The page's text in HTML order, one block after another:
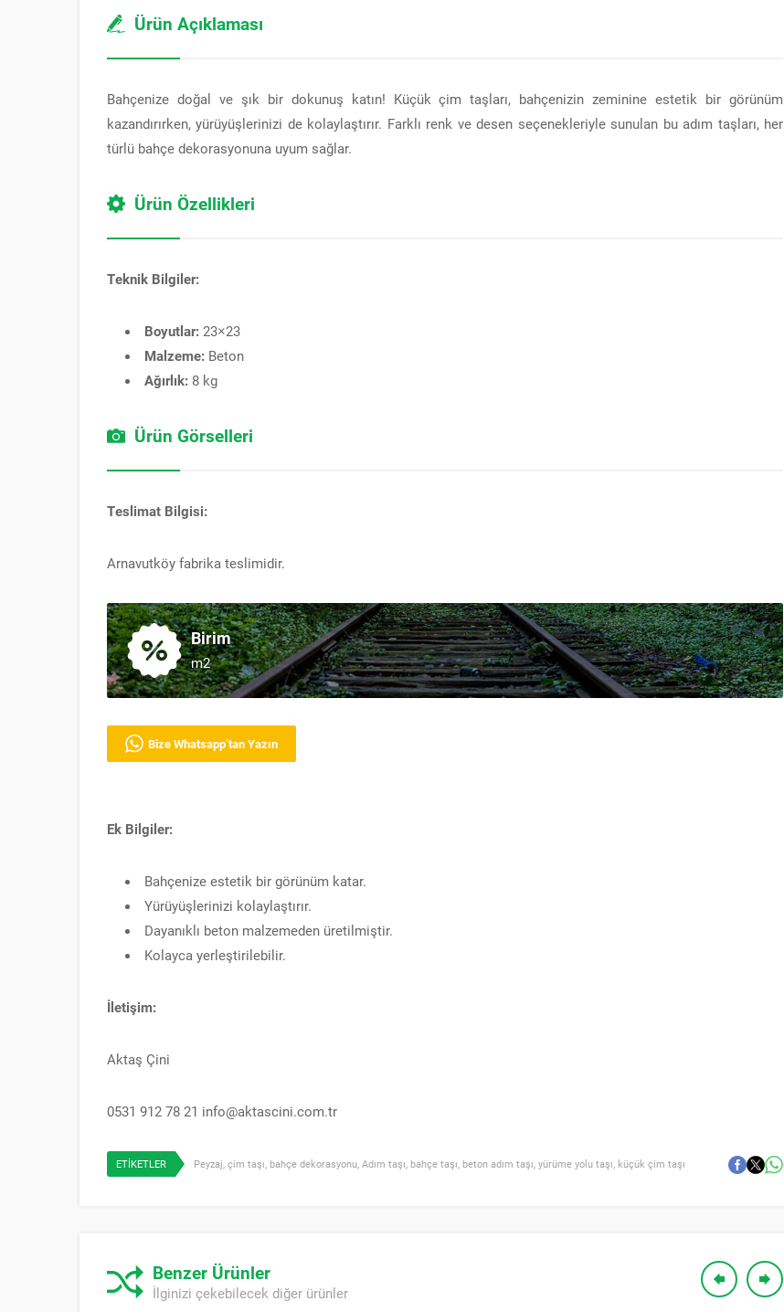
Ürün Açıklaması
Bahçenize doğal ve şık bir dokunuş katın! Küçük çim taşları, bahçenizin zeminine estetik bir görünüm
kazandırırken, yürüyüşlerinizi de kolaylaştırır. Farklı renk ve desen seçenekleriyle sunulan bu adım taşları, her
türlü bahçe dekorasyonuna uyum sağlar.
Ürün Özellikleri
Teknik Bilgiler:
Boyutlar: 23×23
Malzeme: Beton
Ağırlık: 8 kg
Ürün Görselleri
Teslimat Bilgisi:
Arnavutköy fabrika teslimidir.
Birim
m2
Bize Whatsapp’tan Yazın
Ek Bilgiler:
Bahçenize estetik bir görünüm katar.
Yürüyüşlerinizi kolaylaştırır.
Dayanıklı beton malzemeden üretilmiştir.
Kolayca yerleştirilebilir.
İletişim:
Aktaş Çini
0531 912 78 21 info@aktascini.com.tr
ETİKETLER Peyzaj, çim taşı, bahçe dekorasyonu, Adım taşı, bahçe taşı, beton adım taşı, yürüme yolu taşı, küçük çim taşı
Benzer Ürünler
İlginizi çekebilecek diğer ürünler